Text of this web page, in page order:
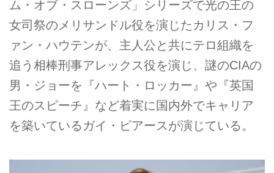
ム・オブ・スローンズ」シリーズで光の王の
女司祭のメリサンドル役を演じたカリス・フ
ァン・ハウテンが、主人公と共にテロ組織を
追う相棒刑事アレックス役を演じ、謎のCIAの
男・ジョーを『ハート・ロッカー』や『英国
王のスピーチ』など着実に国内外でキャリア
を築いているガイ・ピアースが演じている。